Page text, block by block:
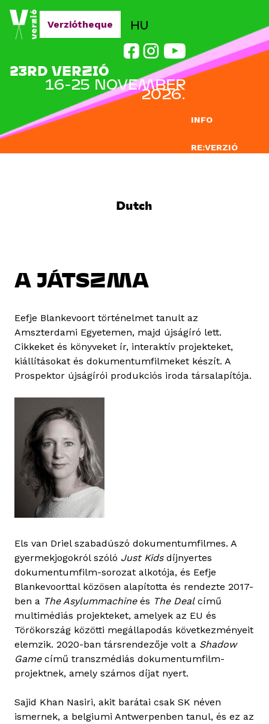
Jump to navigation
INFO
RE:VERZIÓ
HU
23RD VERZIÓ
16-25 NOVEMBER
2026.
Verziótheque
Dutch
A JÁTSZMA
Eefje Blankevoort történelmet tanult az
Amszterdami Egyetemen, majd újságíró lett.
Cikkeket és könyveket ír, interaktív projekteket,
kiállításokat és dokumentumfilmeket készít. A
Prospektor újságírói produkciós iroda társalapítója.
Els van Driel szabadúszó dokumentumfilmes. A
gyermekjogokról szóló Just Kidsdíjnyertes
dokumentumfilm-sorozat alkotója, és Eefje
Blankevoorttal közösen alapította és rendezte 2017-
ben a The Asylummachineés The Dealcímű
multimédiás projekteket, amelyek az EU és
Törökország közötti megállapodás következményeit
elemzik. 2020-ban társrendezője volt a Shadow
Gamecímű transzmédiás dokumentumfilm-
projektnek, amely számos díjat nyert.
Sajid Khan Nasiri, akit barátai csak SK néven
ismernek, a belgiumi Antwerpenben tanul, és ez az